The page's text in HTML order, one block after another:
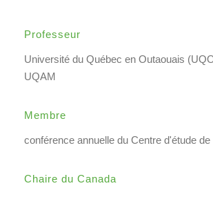
Professeur
Université du Québec en Outaouais
UQAM
Membre
conférence annuelle du Centre d'étude de
Chaire du Canada